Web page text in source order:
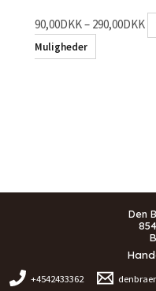
90,00DKK– 290,00DKK
Muligheder
Den
+4542433362